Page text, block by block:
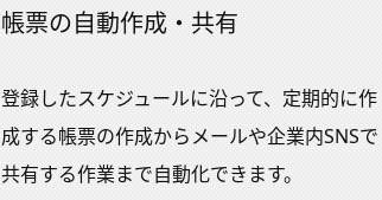
帳票の自動作成・共有
登録したスケジュールに沿って、定期的に作
成する帳票の作成からメールや企業内SNSで
共有する作業まで自動化できます。